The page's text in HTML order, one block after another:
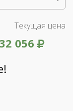
Текущая цена
056